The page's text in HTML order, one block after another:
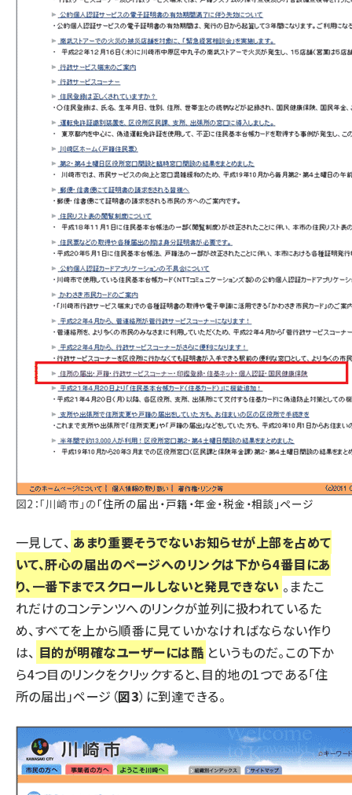
図2：「川崎市」の「住所の届出・戸籍・年金・税金・相談」ページ
一見して、 あまり重要そうでないお知らせが上部を占めて
いて、肝心の届出のページへのリンクは下から4番目にあ
り、一番下までスクロールしないと発見できない 。またこ
れだけのコンテンツへのリンクが並列に扱われているた
め、すべてを上から順番に見ていかなければならない作り
は、 目的が明確なユーザーには酷 というものだ。この下か
ら4つ目のリンクをクリックすると、目的地の1つである「住
所の届出」ページ（図3）に到達できる。